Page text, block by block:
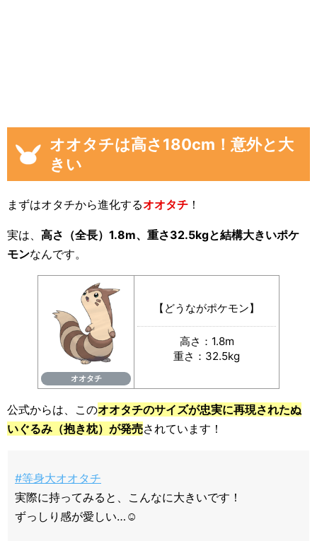
オオタチは高さ180cm！意外と大
きい
まずはオタチから進化するオオタチ ！
実は、 高さ（全長）1.8m、重さ32.5kgと結構大きいポケ
モンなんです。
オオタチ
【どうながポケモン】
高さ：1.8m
重さ：32.5kg
公式からは、このオオタチのサイズが忠実に再現されたぬ
いぐるみ（抱き枕）が発売されています！
#等身大オオタチ
実際に持ってみると、こんなに大きいです！
ずっしり感が愛しい…☺